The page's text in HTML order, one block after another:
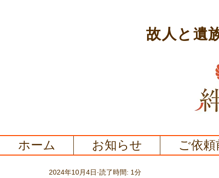
故人と遺
ホーム お知らせ ご依
2024年10月4日 読了時間: 1分